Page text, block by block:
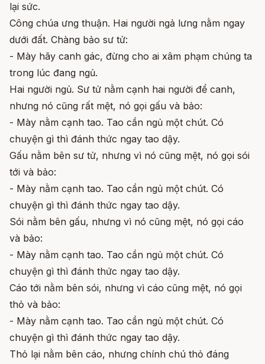
lại sức.
Công chúa ưng thuận. Hai người ngả lưng nằm ngay
dưới đất. Chàng bảo sư tử:
- Mày hãy canh gác, đừng cho ai xâm phạm chúng ta
trong lúc đang ngủ.
Hai người ngủ. Sư tử nằm cạnh hai người để canh,
nhưng nó cũng rất mệt, nó gọi gấu và bảo:
- Mày nằm cạnh tao. Tao cần ngủ một chút. Có
chuyện gì thì đánh thức ngay tao dậy.
Gấu nằm bên sư tử, nhưng vì nó cũng mệt, nó gọi sói
tới và bảo:
- Mày nằm cạnh tao. Tao cần ngủ một chút. Có
chuyện gì thì đánh thức ngay tao dậy.
Sói nằm bên gấu, nhưng vì nó cũng mệt, nó gọi cáo
và bảo:
- Mày nằm cạnh tao. Tao cần ngủ một chút. Có
chuyện gì thì đánh thức ngay tao dậy.
Cáo tới nằm bên sói, nhưng vì cáo cũng mệt, nó gọi
thỏ và bảo:
- Mày nằm cạnh tao. Tao cần ngủ một chút. Có
chuyện gì thì đánh thức ngay tao dậy.
Thỏ lại nằm bên cáo, nhưng chính chú thỏ đáng